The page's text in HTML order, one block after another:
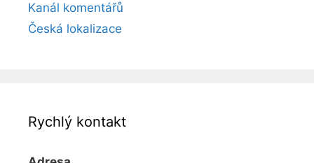
Kanál komentářů
Česká lokalizace
Rychlý kontakt